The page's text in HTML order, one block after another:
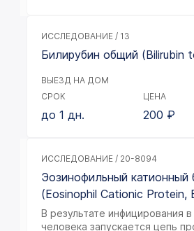
ИССЛЕДОВАНИЕ / 13
Билирубин общий (Bilirubin
ВЫЕЗД НА ДОМ
СРОК
до 1 дн.
ЦЕНА
200 ₽
ИССЛЕДОВАНИЕ / 20-8094
Эозинофильный катионный
(Eosinophil Cationic Protein,
В результате инфицирования
человека запускается цепь